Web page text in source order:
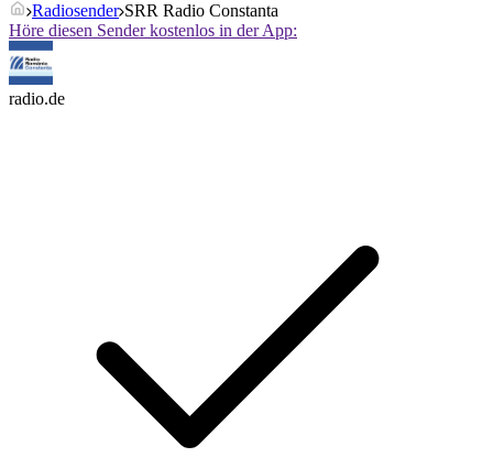
Radiosender SRR Radio Constanta
Höre diesen Sender kostenlos in der App:
radio.de